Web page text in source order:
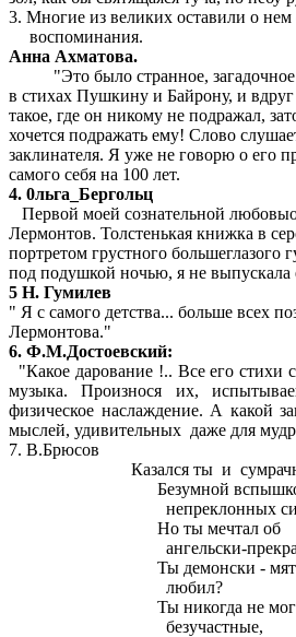
3. Многие из великих оставили о нем
воспоминания.
Анна Ахматова.
"Это было странное,
в стихах Пушкину и Байрону, и вдруг
такое, где он никому не подражал,
хочется подражать ему! Слово
заклинателя. Я уже не говорю о его
самого себя на 100 лет.
4. 0льга_Бергольц
Первой моей сознательной
Лермонтов. Толстенькая книжка в
портретом грустного большеглазого
под подушкой ночью, я не выпускала
5 Н. Гумилев
" Я с самого детства... больше всех
Лермонтова."
6. Ф.М.Достоевский:
"Какое дарование !.. Все его стихи
музыка. Произнося их,
физическое наслаждение. А какой
мыслей, удивительных даже для
7. В.Брюсов
Казался ты и сумрачным
Безумной
непреклонных
Но ты мечтал об
ангельски-
Ты демонски -
любил?
Ты никогда не
безучастные,